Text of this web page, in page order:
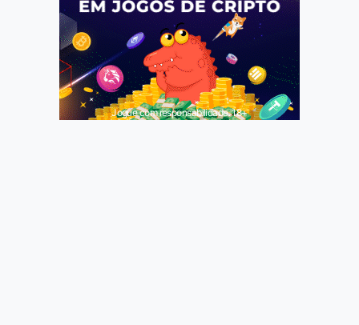
Jogue com responsabilidade. 18+